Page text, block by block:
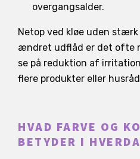
overgangsalder.
Netop ved kløe uden
ændret udflåd er det ofte
se på reduktion af
flere produkter eller
HVAD FARVE OG
BETYDER I